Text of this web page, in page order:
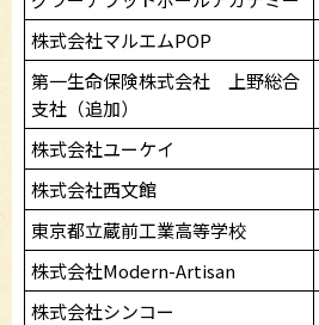
株式会社マルエムPOP
第一生命保険株式会社 上野総合
支社（追加）
株式会社ユーケイ
株式会社西文館
東京都立蔵前工業高等学校
株式会社Modern-Artisan
株式会社シンコー